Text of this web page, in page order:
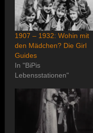
1907 – 1932: Wohin mit
den Mädchen? Die Girl
Guides
In "BiPis
Lebensstationen"